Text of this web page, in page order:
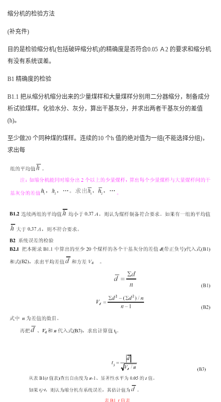
缩分机的检验方法
(补充件)
目的是检验缩分机(包括破碎缩分机)的精确度是否符合0.05 Ａ2 的要求和缩分机
有没有系统误差。
B1 精确度的检验
B1.1 把从缩分机缩分出来的少量煤样和大量煤样分别用二分器缩分，制备成分
析试验煤样。化验水分、灰分，算出干基灰分，并求出两者干基灰分的差值
(h)。
至少做20 个同种煤的煤样。连续的10 个h 值的绝对值为一组(不能选择分组)，
求出每